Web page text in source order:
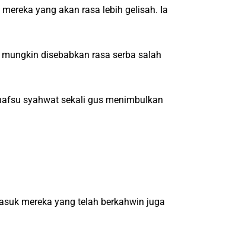
yang akan rasa lebih gelisah. Ia
disebabkan rasa serba salah
syahwat sekali gus menimbulkan
mereka yang telah berkahwin juga